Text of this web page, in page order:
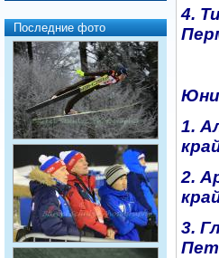
Последние фото
4.
1.
2.
3.